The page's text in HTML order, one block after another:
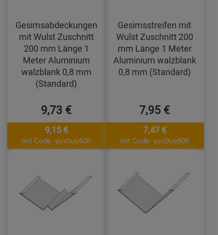
Gesimsabdeckungen
mit Wulst Zuschnitt
200 mm Länge 1
Meter Aluminium
walzblank 0,8 mm
(Standard)
9,73 €
9,15 €
mit Code: yos0uq60fr
Gesimsstreifen mit
Wulst Zuschnitt 200
mm Länge 1 Meter
Aluminium walzblank
0,8 mm (Standard)
7,95 €
7,47 €
mit Code: yos0uq60fr